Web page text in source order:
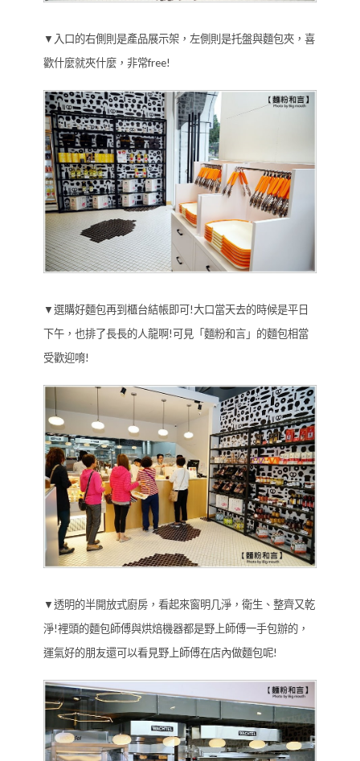
▼入口的右側則是產品展示架，左側則是托盤與麵包夾，喜
歡什麼就夾什麼，非常free!
▼選購好麵包再到櫃台結帳即可!大口當天去的時候是平日
下午，也排了長長的人龍啊!可見「麵粉和言」的麵包相當
受歡迎唷!
▼透明的半開放式廚房，看起來窗明几淨，衛生、整齊又乾
淨!裡頭的麵包師傅與烘焙機器都是野上師傅一手包辦的，
運氣好的朋友還可以看見野上師傅在店內做麵包呢!